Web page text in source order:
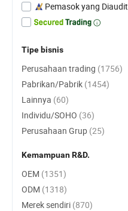
Pemasok yang Diaudit
Tipe bisnis
Perusahaan trading (1756)
Pabrikan/Pabrik (1454)
Lainnya (60)
Individu/SOHO (36)
Perusahaan Grup (25)
Kemampuan R&D.
OEM (1351)
ODM (1318)
Merek sendiri (870)